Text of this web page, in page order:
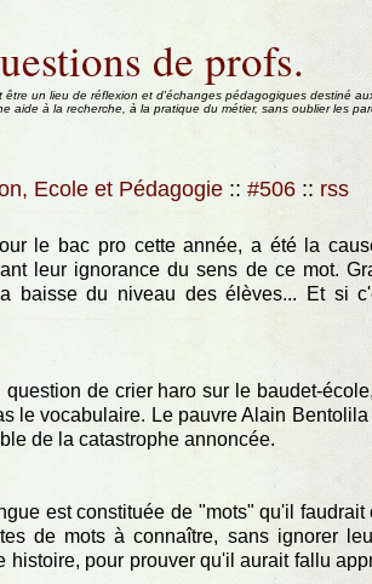
de profs.
un lieu de réflexion et d'échanges pédagogiques destiné
à la recherche, à la pratique du métier, sans oublier les
Ecole et Pédagogie :: #506 :: rss
le bac pro cette année, a été la
leur ignorance du sens de ce mot.
baisse du niveau des élèves... Et si
de crier haro sur le baudet-
le vocabulaire. Le pauvre Alain
de la catastrophe annoncée.
est constituée de "mots" qu'il faudrait
de mots à connaître, sans ignorer
pour prouver qu'il aurait fallu